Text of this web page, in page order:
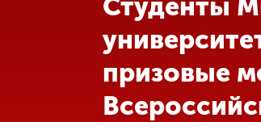
Абитуриенту
Обучение
Студенты
призовые